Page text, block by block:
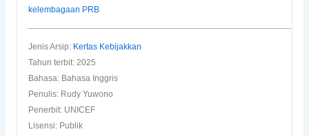
kelembagaan PRB
Jenis Arsip: Kertas Kebijakkan
Tahun terbit: 2025
Bahasa: Bahasa Inggris
Penulis: Rudy Yuwono
Penerbit: UNICEF
Lisensi: Publik